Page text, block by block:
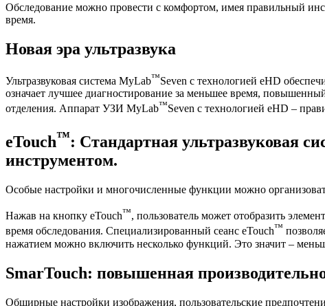
Обследование можно провести с комфортом, имея правильный
время.
Новая эра ультразвука
Ультразвуковая система MyLab™Seven с технологией eHD
означает лучшее диагностирование за меньшее время,
отделения. Аппарат УЗИ MyLab™Seven с технологией eHD –
eTouch™: Стандартная ультразвуковая
инструментом.
Особые настройки и многочисленные функции можно
Нажав на кнопку eTouch™, пользователь может отобразить
время обследования. Специализированный сеанс eTouch™
нажатием можно включить несколько функций. Это значит –
SmarTouch: повышенная
Обширные настройки изображения, пользовательские